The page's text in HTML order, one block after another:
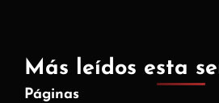
Red
Más leídos esta
Páginas